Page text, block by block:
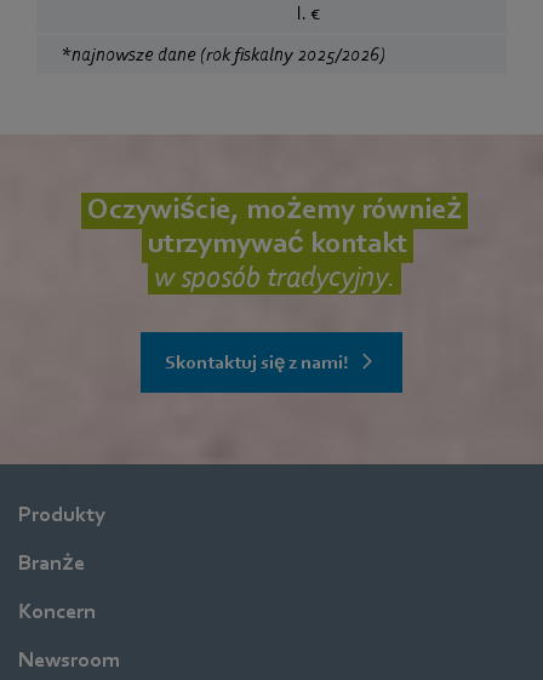
l. €
*najnowsze dane (rok fiskalny 2025/2026)
Oczywiście, możemy również
utrzymywać kontakt
w sposób tradycyjny.
Skontaktuj się z nami!
Produkty
Branże
Koncern
Newsroom